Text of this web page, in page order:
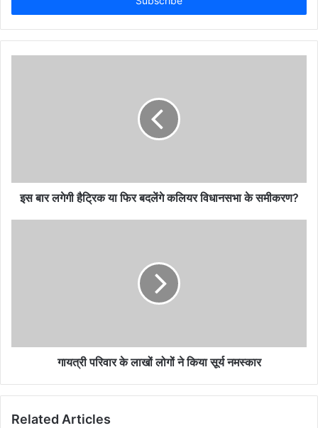
इस बार लगेगी हैट्रिक या फिर बदलेंगे कलियर विधानसभा के समीकरण?
गायत्री परिवार के लाखों लोगों ने किया सूर्य नमस्कार
Related Articles